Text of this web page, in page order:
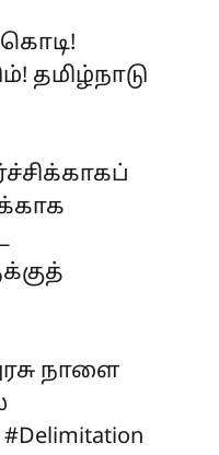
தமிழ்நாடு
நாளை
#Delimitation